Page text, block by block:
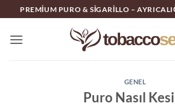
İçeriğe
atla
PREMIUM PURO & SIGARILLO –
GENEL
Puro Nasıl